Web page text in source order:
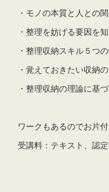
・モノの本質と人との
・整理を妨げる要因を
・整理収納スキル５つ
・覚えておきたい収納
・整理収納の理論に基
ワークもあるのでお片
受講料：テキスト、認